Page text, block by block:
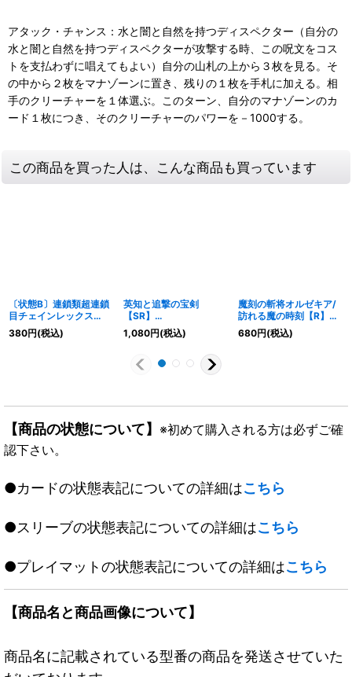
アタック・チャンス：水と闇と自然を持つディスペクター（自分の
水と闇と自然を持つディスペクターが攻撃する時、この呪文をコス
トを支払わずに唱えてもよい）自分の山札の上から３枚を見る。そ
の中から２枚をマナゾーンに置き、残りの１枚を手札に加える。相
手のクリーチャーを１体選ぶ。このターン、自分のマナゾーンのカ
ード１枚につき、そのクリーチャーのパワーを－1000する。
この商品を買った人は、こんな商品も買っています
〔状態B〕連鎖類超連鎖
目チェインレックス
【SR】{EX0216/84}
《自然》
380円(税込)
英知と追撃の宝剣
【SR】
{23RP4TR4/TR9}
《多》
1,080円(税込)
魔刻の斬将オルゼキア/
訪れる魔の時刻【R】
{23BD735/60}《闇》
680円(税込)
【商品の状態について】 ※初めて購入される方は必ずご確
認下さい。
●カードの状態表記についての詳細はこちら
●スリーブの状態表記についての詳細はこちら
●プレイマットの状態表記についての詳細はこちら
【商品名と商品画像について】
商品名に記載されている型番の商品を発送させていた